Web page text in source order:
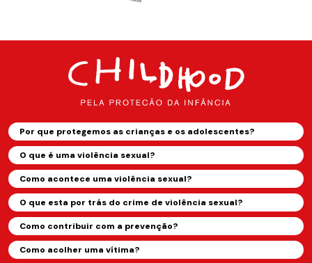
Por que protegemos as crianças e os adolescentes?
O que é uma violência sexual?
Como acontece uma violência sexual?
O que esta por trás do crime de violência sexual?
Como contribuir com a prevenção?
Como acolher uma vítima?